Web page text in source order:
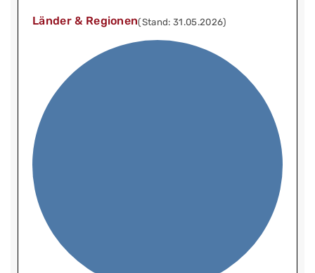
Länder & Regionen(Stand: 31.05.2026)